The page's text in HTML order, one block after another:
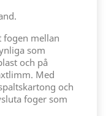
fogen mellan
som
och på
Med
och
foger som